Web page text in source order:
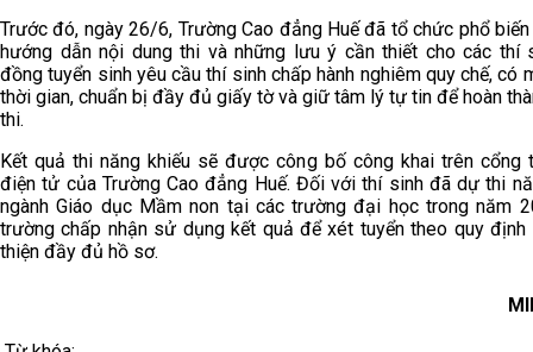
Trước đó, ngày 26/6, Trường Cao đẳng Huế đã tổ chức phổ biến
hướng dẫn nội dung thi và những lưu ý cần thiết cho các thí
đồng tuyển sinh yêu cầu thí sinh chấp hành nghiêm quy chế, có
thời gian, chuẩn bị đầy đủ giấy tờ và giữ tâm lý tự tin để hoàn
thi.
Kết quả thi năng khiếu sẽ được công bố công khai trên cổng
điện tử của Trường Cao đẳng Huế. Đối với thí sinh đã dự thi
ngành Giáo dục Mầm non tại các trường đại học trong năm
trường chấp nhận sử dụng kết quả để xét tuyển theo quy định
thiện đầy đủ hồ sơ.